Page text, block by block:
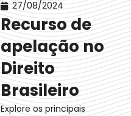
27/08/2024
Recurso de
apelação no
Direito
Brasileiro
Explore os principais